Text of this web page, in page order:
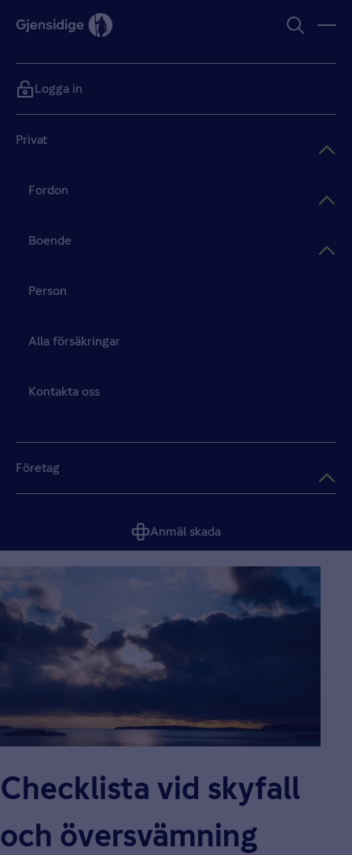
Privat
Fordon
Boende
Person
Alla försäkringar
Kontakta oss
Företag
Anmäl skada
Logga in
Checklista vid skyfall
och översvämning